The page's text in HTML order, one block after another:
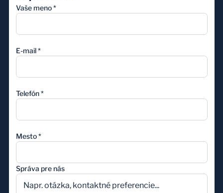
Vaše meno *
E-mail *
Telefón *
Mesto *
Správa pre nás